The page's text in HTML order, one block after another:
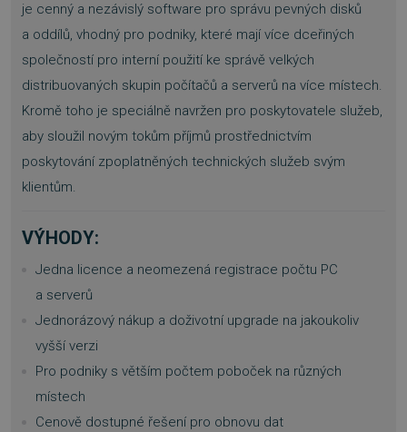
je cenný a nezávislý software pro správu pevných disků
a oddílů, vhodný pro podniky, které mají více dceřiných
společností pro interní použití ke správě velkých
distribuovaných skupin počítačů a serverů na více místech.
Kromě toho je speciálně navržen pro poskytovatele služeb,
aby sloužil novým tokům příjmů prostřednictvím
poskytování zpoplatněných technických služeb svým
klientům.
VÝHODY:
Jedna licence a neomezená registrace počtu PC
a serverů
Jednorázový nákup a doživotní upgrade na jakoukoliv
vyšší verzi
Pro podniky s větším počtem poboček na různých
místech
Cenově dostupné řešení pro obnovu dat